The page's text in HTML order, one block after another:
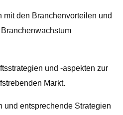
mit den Branchenvorteilen und
und -aspekten zur
Markt.
und entsprechende Strategien